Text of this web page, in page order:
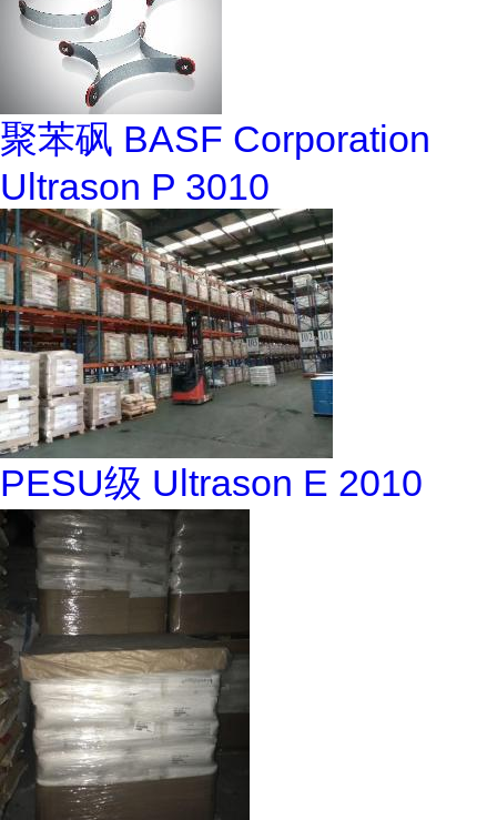
聚苯砜 BASF Corporation
Ultrason P 3010
PESU级 Ultrason E 2010